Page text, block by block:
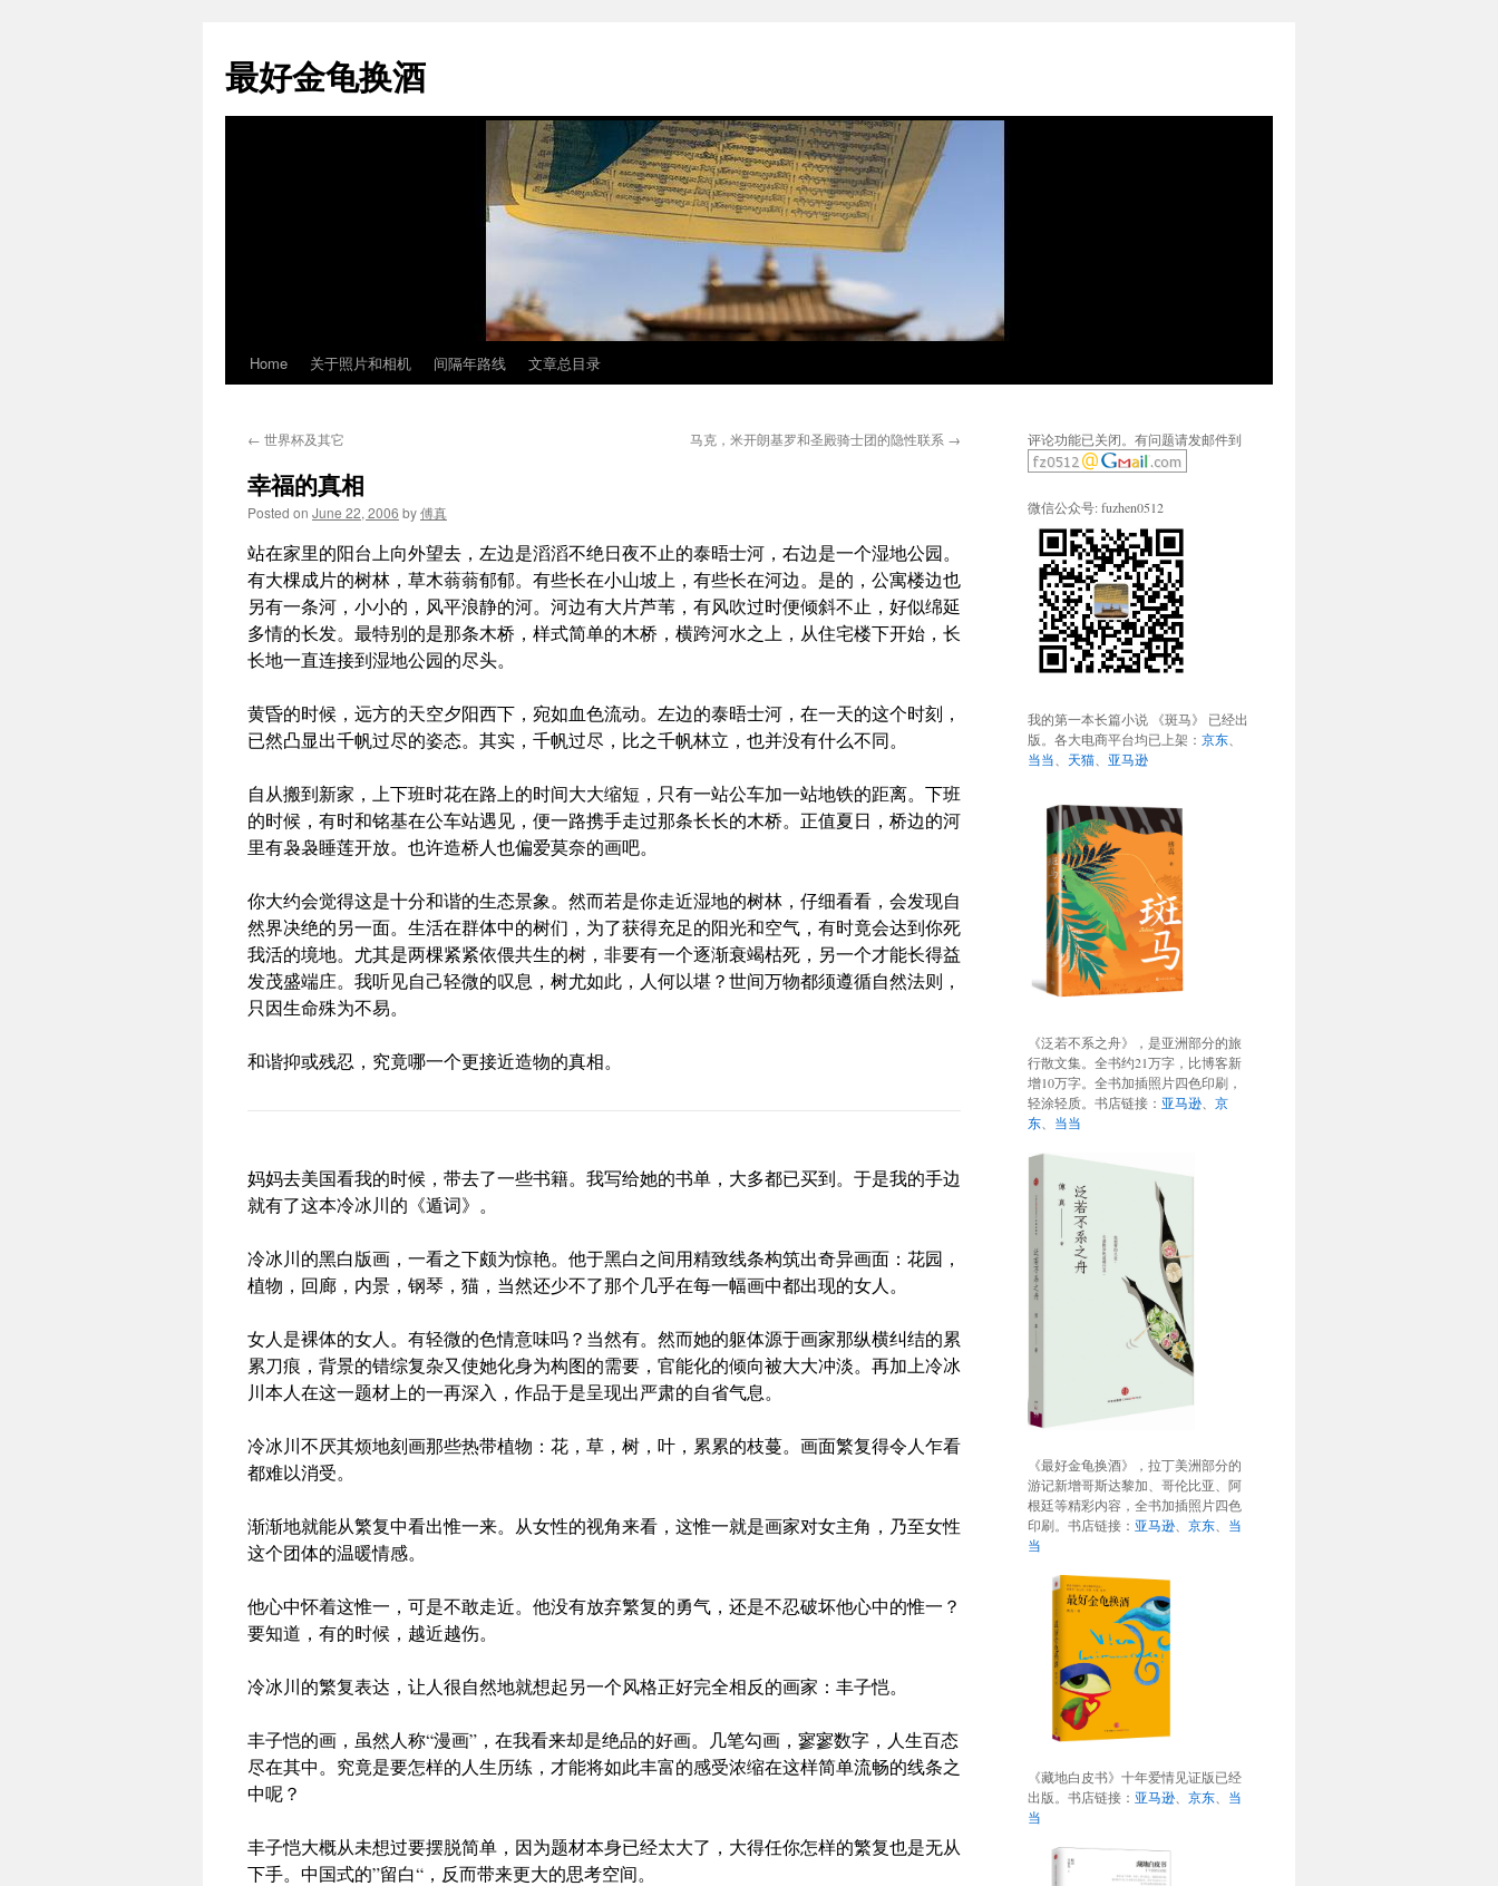
最好金龟换酒
Skip
content
Home 关于照片和相机 间隔年路线 文章总目录
← 世界杯及其它 马克，米开朗基罗和圣殿骑士团的隐性联系 →
幸福的真相
Posted on June 22, 2006 by傅真
站在家里的阳台上向外望去，左边是滔滔不绝日夜不止的泰晤士河，右边是一个湿地公园。
有大棵成片的树林，草木蓊蓊郁郁。有些长在小山坡上，有些长在河边。是的，公寓楼边也
另有一条河，小小的，风平浪静的河。河边有大片芦苇，有风吹过时便倾斜不止，好似绵延
多情的长发。 最特别的是那条木桥，样式简单的木桥，横跨河水之上，从住宅楼下开始，长
长地一直连接到湿地公园的尽头。
黄昏的时候，远方的天空夕阳西下，宛如血色流动。左边的泰晤士河，在一天的这个时刻，
已然凸显出千帆过尽的姿态。其实，千帆过尽，比之千帆林立，也并没有什么不同。
自从搬到新家，上下班时花在路上的时间大大缩短，只有一站公车加一站地铁的距离。下班
的时候，有时和铭基在公车站遇见，便一路携手走过那条长长的木桥。正值夏日，桥边的河
里有袅袅睡莲开放。也许造桥人也偏爱莫奈的画吧。
你大约会觉得这是十分和谐的生态景象。然而若是你走近湿地的树林，仔细看看，会发现自
然界决绝的另一面。生活在群体中的树们，为了获得充足的阳光和空气，有时竟会达到你死
我活的境地。尤其是两棵紧紧依偎共生的树，非要有一个逐渐衰竭枯死，另一个才能长得益
发茂盛端庄。我听见自己轻微的叹息，树尤如此，人何以堪？世间万物都须遵循自然法则，
只因生命殊为不易。
和谐抑或残忍，究竟哪一个更接近造物的真相。
妈妈去美国看我的时候，带去了一些书籍。我写给她的书单，大多都已买到。于是我的手边
就有了这本冷冰川的《遁词》。
冷冰川的黑白版画，一看之下颇为惊艳。他于黑白之间用精致线条构筑出奇异画面：花园，
植物，回廊，内景，钢琴，猫，当然还少不了那个几乎在每一幅画中都出现的女人。
女人是裸体的女人。有轻微的色情意味吗？当然有。然而她的躯体源于画家那纵横纠结的累
累刀痕，背景的错综复杂又使她化身为构图的需要，官能化的倾向被大大冲淡。再加上冷冰
川本人在这一题材上的一再深入，作品于是呈现出严肃的自省气息。
冷冰川不厌其烦地刻画那些热带植物：花，草，树，叶，累累的枝蔓。画面繁复得令人乍看
都难以消受。
渐渐地就能从繁复中看出惟一来。从女性的视角来看，这惟一就是画家对女主角，乃至女性
这个团体的温暖情感。
他心中怀着这惟一，可是不敢走近。他没有放弃繁复的勇气，还是不忍破坏他心中的惟一？
要知道，有的时候，越近越伤。
冷冰川的繁复表达，让人很自然地就想起另一个风格正好完全相反的画家：丰子恺。
丰子恺的画，虽然人称“漫画”，在我看来却是绝品的好画。几笔勾画，寥寥数字，人生百态
尽在其中。究竟是要怎样的人生历练，才能将如此丰富的感受浓缩在这样简单流畅的线条之
中呢？
丰子恺大概从未想过要摆脱简单，因为题材本身已经太大了，大得任你怎样的繁复也是无从
下手。中国式的”留白“，反而带来更大的思考空间。
评论功能已关闭。有问题请发邮件到
微信公众号: fuzhen0512
我的第一本长篇小说 《斑马》 已经出
版。各大电商平台均已上架： 京东
当当
天猫 亚马逊
《泛若不系之舟》，是亚洲部分的旅
行散文集。全书约21万字，比博客新
增10万字。全书加插照片四色印刷，
轻涂轻质。书店链接： 亚马逊
京
东
当当
《最好金龟换酒》，拉丁美洲部分的
游记新增哥斯达黎加、哥伦比亚、阿
根廷等精彩内容，全书加插照片四色
印刷。书店链接： 亚马逊 京东
当
当
《藏地白皮书》十年爱情见证版已经
出版。书店链接： 亚马逊 京东
当
当